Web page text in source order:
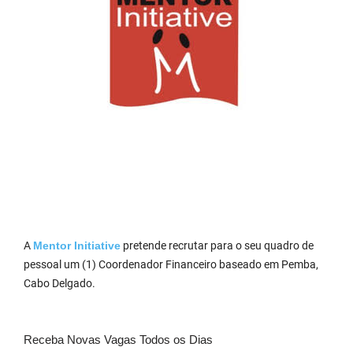
A Mentor Initiative pretende recrutar para o seu quadro de
pessoal um (1) Coordenador Financeiro baseado em Pemba,
Cabo Delgado.
Receba Novas Vagas Todos os Dias